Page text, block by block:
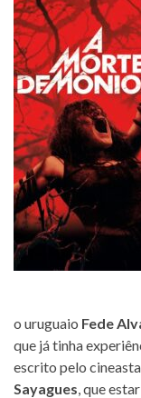
o uruguaio Fede
que já tinha
escrito pelo
Sayagues, que